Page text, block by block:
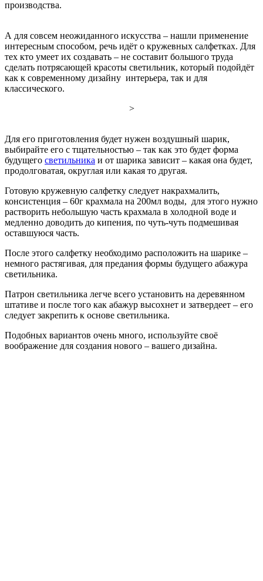
производства.
А для совсем неожиданного искусства – нашли применение
интересным способом, речь идёт о кружевных салфетках. Для
тех кто умеет их создавать – не составит большого труда
сделать потрясающей красоты светильник, который подойдёт
как к современному дизайну интерьера, так и для
классического.
>
Для его приготовления будет нужен воздушный шарик,
выбирайте его с тщательностью – так как это будет форма
будущего светильника и от шарика зависит – какая она будет,
продолговатая, округлая или какая то другая.
Готовую кружевную салфетку следует накрахмалить,
консистенция – 60г крахмала на 200мл воды, для этого нужно
растворить небольшую часть крахмала в холодной воде и
медленно доводить до кипения, по чуть-чуть подмешивая
оставшуюся часть.
После этого салфетку необходимо расположить на шарике –
немного растягивая, для предания формы будущего абажура
светильника.
Патрон светильника легче всего установить на деревянном
штативе и после того как абажур высохнет и затвердеет – его
следует закрепить к основе светильника.
Подобных вариантов очень много, используйте своё
воображение для создания нового – вашего дизайна.